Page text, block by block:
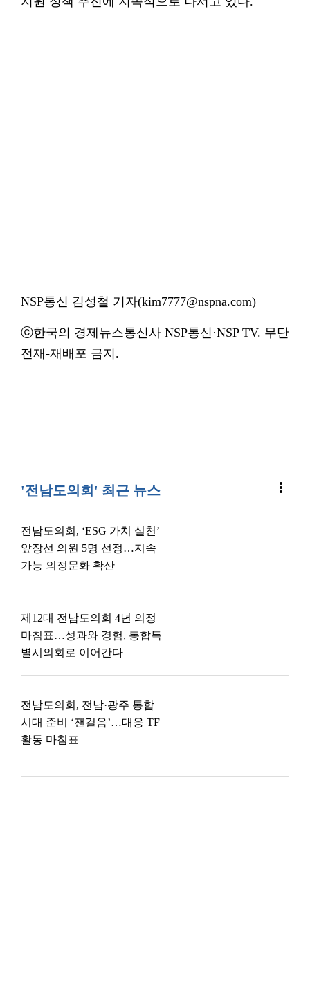
NSP통신 김성철 기자(kim7777@nspna.com)
ⓒ한국의 경제뉴스통신사 NSP통신·NSP TV. 무단
전재-재배포 금지.
'전남도의회' 최근 뉴스 more_vert
전남도의회, ‘ESG 가치 실천’
앞장선 의원 5명 선정…지속
가능 의정문화 확산
제12대 전남도의회 4년 의정
마침표…성과와 경험, 통합특
별시의회로 이어간다
전남도의회, 전남·광주 통합
시대 준비 ‘잰걸음’…대응 TF
활동 마침표